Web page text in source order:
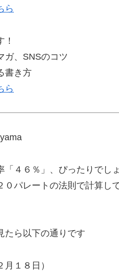
ら
ガ、SNSのコツ
書き方
ら
「４６％」、ぴったりでしょ
０パレートの法則で計算し
たら以下の通りです
月１８日）